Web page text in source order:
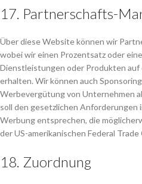
17. Partnerschafts-
Über diese Website können wir
wobei wir einen Prozentsatz oder
Dienstleistungen oder Produkten
erhalten. Wir können auch
Werbevergütung von Unternehmen
soll den gesetzlichen Anforderungen
Werbung entsprechen, die
der US-amerikanischen Federal Trade
18. Zuordnung